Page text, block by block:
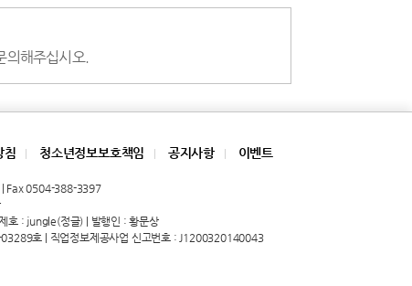
해주십시오.
침 청소년정보보호책임 공지사항 이벤트
| Fax 0504-388-3397
호 : jungle(정글) | 발행인 : 황문상
호 | 직업정보제공사업 신고번호 : J1200320140043